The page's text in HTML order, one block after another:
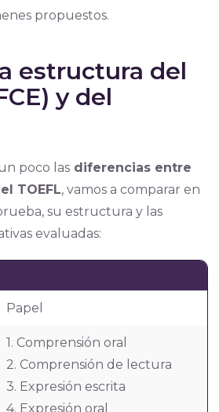
propuestos.
estructura del
y del
poco lasdiferencias entre
TOEFL, vamos a comparar en
su estructura y las
evaluadas:
Papel
1. Comprensión oral
2. Comprensión de lectura
3. Expresión escrita
4. Expresión oral